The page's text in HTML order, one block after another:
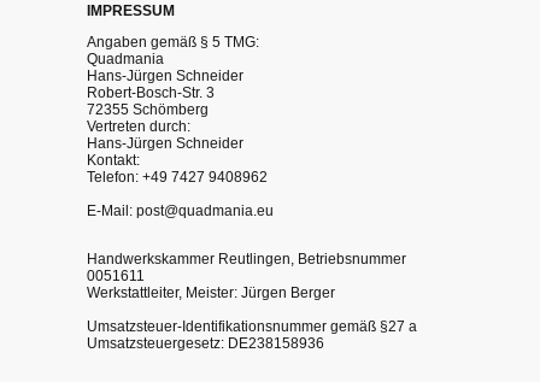
IMPRESSUM
Angaben gemäß § 5 TMG:
Quadmania
Hans-Jürgen Schneider
Robert-Bosch-Str. 3
72355 Schömberg
Vertreten durch:
Hans-Jürgen Schneider
Kontakt:
Telefon: +49 7427 9408962
E-Mail: post@quadmania.eu
Handwerkskammer Reutlingen, Betriebsnummer
0051611
Werkstattleiter, Meister: Jürgen Berger
Umsatzsteuer-Identifikationsnummer gemäß §27 a
Umsatzsteuergesetz: DE238158936